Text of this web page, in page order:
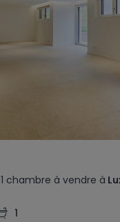
1 chambre à vendre à
1